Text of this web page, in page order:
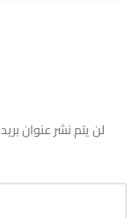
لن يتم نشر عنوان